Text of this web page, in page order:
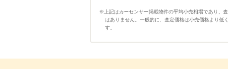
※上記はカーセンサー掲載物件の平均小売相場であり、
はありません。一般的に、査定価格は小売価格より低
す。